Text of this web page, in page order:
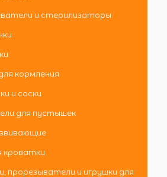
и стерилизаторы
кормления
и соски
для пустышек
кроватки
прорезыватели и игрушки для